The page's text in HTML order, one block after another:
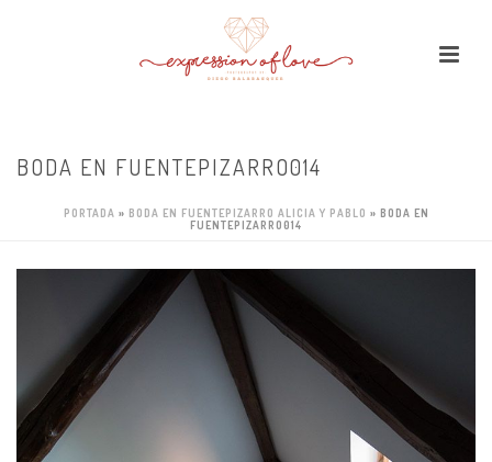
BODA EN FUENTEPIZARRO014
PORTADA » BODA EN FUENTEPIZARRO ALICIA Y PABLO » BODA EN
FUENTEPIZARRO014